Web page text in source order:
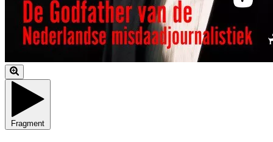
Fragment